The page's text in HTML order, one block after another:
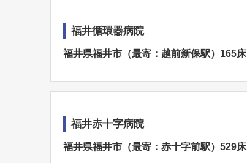
福井循環器病院
福井県福井市（最寄：越前新保駅）165床
福井赤十字病院
福井県福井市（最寄：赤十字前駅）529床